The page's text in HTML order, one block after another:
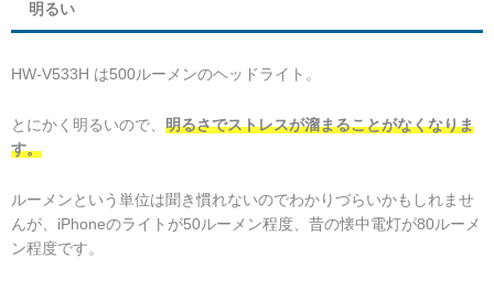
明るい
HW-V533H は500ルーメンのヘッドライト。
とにかく明るいので、 明るさでストレスが溜まることがなくなりま
す。
ルーメンという単位は聞き慣れないのでわかりづらいかもしれませ
んが、iPhoneのライトが50ルーメン程度、昔の懐中電灯が80ルーメ
ン程度です。